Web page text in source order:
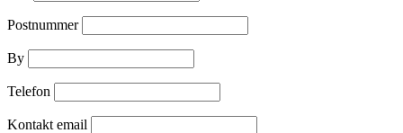
Postnummer
By
Telefon
Kontakt email